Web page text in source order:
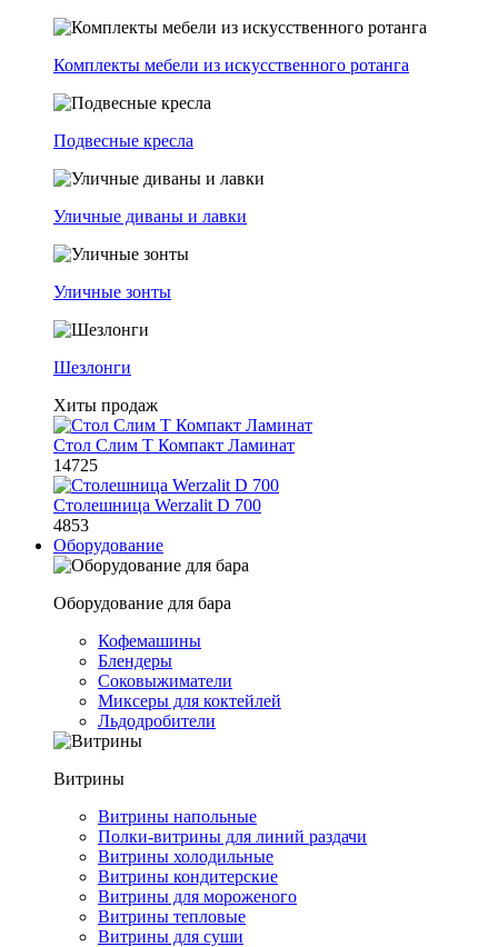
Комплекты мебели из искусственного ротанга
Подвесные кресла
Уличные диваны и лавки
Уличные зонты
Шезлонги
Хиты продаж
Стол Слим Т Компакт Ламинат
14725
Столешница Werzalit D 700
4853
Оборудование
Оборудование для бара
Кофемашины
Блендеры
Соковыжиматели
Миксеры для коктейлей
Льдодробители
Витрины
Витрины напольные
Полки-витрины для линий раздачи
Витрины холодильные
Витрины кондитерские
Витрины для мороженого
Витрины тепловые
Витрины для суши